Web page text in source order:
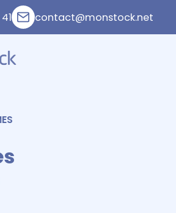
contact@monstock.net